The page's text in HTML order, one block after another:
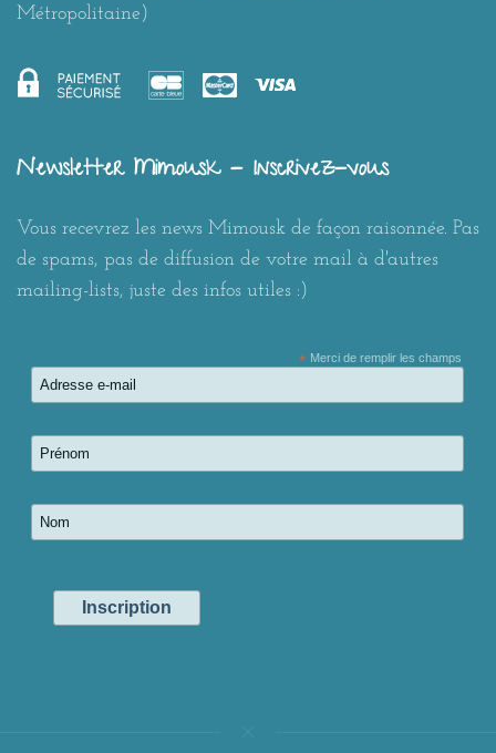
Métropolitaine)
Newsletter Mimousk - Inscrivez-vous
Vous recevrez les news Mimousk de façon raisonnée. Pas
de spams, pas de diffusion de votre mail à d'autres
mailing-lists, juste des infos utiles :)
*Merci de remplir les champs